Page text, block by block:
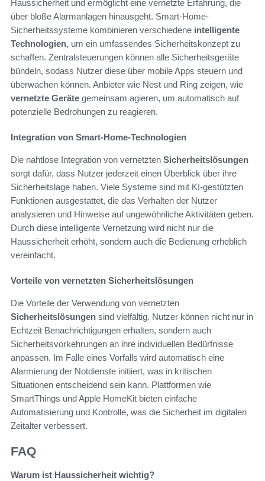
Haussicherheit und ermöglicht eine vernetzte Erfahrung, die
über bloße Alarmanlagen hinausgeht. Smart-Home-
Sicherheitssysteme kombinieren verschiedene intelligente
Technologien, um ein umfassendes Sicherheitskonzept zu
schaffen. Zentralsteuerungen können alle Sicherheitsgeräte
bündeln, sodass Nutzer diese über mobile Apps steuern und
überwachen können. Anbieter wie Nest und Ring zeigen, wie
vernetzte Geräte gemeinsam agieren, um automatisch auf
potenzielle Bedrohungen zu reagieren.
Integration von Smart-Home-Technologien
Die nahtlose Integration von vernetzten Sicherheitslösungen
sorgt dafür, dass Nutzer jederzeit einen Überblick über ihre
Sicherheitslage haben. Viele Systeme sind mit KI-gestützten
Funktionen ausgestattet, die das Verhalten der Nutzer
analysieren und Hinweise auf ungewöhnliche Aktivitäten geben.
Durch diese intelligente Vernetzung wird nicht nur die
Haussicherheit erhöht, sondern auch die Bedienung erheblich
vereinfacht.
Vorteile von vernetzten Sicherheitslösungen
Die Vorteile der Verwendung von vernetzten
Sicherheitslösungen sind vielfältig. Nutzer können nicht nur in
Echtzeit Benachrichtigungen erhalten, sondern auch
Sicherheitsvorkehrungen an ihre individuellen Bedürfnisse
anpassen. Im Falle eines Vorfalls wird automatisch eine
Alarmierung der Notdienste initiiert, was in kritischen
Situationen entscheidend sein kann. Plattformen wie
SmartThings und Apple HomeKit bieten einfache
Automatisierung und Kontrolle, was die Sicherheit im digitalen
Zeitalter verbessert.
FAQ
Warum ist Haussicherheit wichtig?